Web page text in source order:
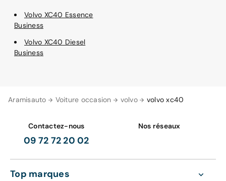
Aramisauto Voiture occasion volvo volvo xc40
Volvo XC40 Essence
Business
Volvo XC40 Diesel
Business
Contactez-nous
09 72 72 20 02
Nos réseaux
Top marques